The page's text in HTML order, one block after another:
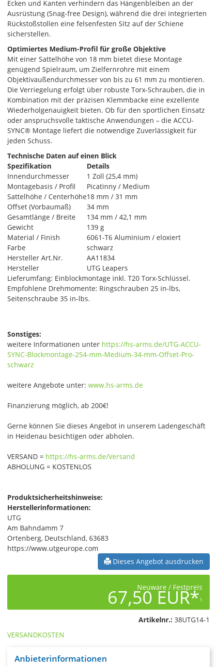
Ecken und Kanten verhindern das Hängenbleiben an der
Ausrüstung (Snag-free Design), während die drei integrierten
Rückstoßstollen eine felsenfesten Sitz auf der Schiene
sicherstellen.
Optimiertes Medium-Profil für große Objektive
Mit einer Sattelhöhe von 18 mm bietet diese Montage
genügend Spielraum, um Zielfernrohre mit einem
Objektivaußendurchmesser von bis zu 61 mm zu montieren.
Die Verriegelung erfolgt über robuste Torx-Schrauben, die in
Kombination mit der präzisen Klemmbacke eine exzellente
Wiederholgenauigkeit bieten. Ob für den sportlichen Einsatz
oder anspruchsvolle taktische Anwendungen – die ACCU-
SYNC® Montage liefert die notwendige Zuverlässigkeit für
jeden Schuss.
Technische Daten auf einen Blick
Spezifikation
Details
Innendurchmesser
1 Zoll (25,4 mm)
Montagebasis / Profil
Picatinny / Medium
Sattelhöhe / Centerhöhe18 mm / 31 mm
Offset (Vorbaumaß)
34 mm
Gesamtlänge / Breite
134 mm / 42,1 mm
Gewicht
139 g
Material / Finish
6061-T6 Aluminium / eloxiert
Farbe
schwarz
Hersteller Art.Nr.
AA11834
Hersteller
UTG Leapers
Lieferumfang: Einblockmontage inkl. T20 Torx-Schlüssel.
Empfohlene Drehmomente: Ringschrauben 25 in-lbs,
Seitenschraube 35 in-lbs.
Sonstiges:
weitere Informationen unter https://hs-arms.de/UTG-ACCU-
SYNC-Blockmontage-254-mm-Medium-34-mm-Offset-Pro-
schwarz
weitere Angebote unter: www.hs-arms.de
Finanzierung möglich, ab 200€!
Gerne können Sie dieses Angebot in unserem Ladengeschäft
in Heidenau besichtigen oder abholen.
VERSAND = https://hs-arms.de/Versand
ABHOLUNG = KOSTENLOS
Produktsicherheitshinweise:
Herstellerinformationen:
UTG
Am Bahndamm 7
Ortenberg, Deutschland, 63683
https://www.utgeurope.com
Dieses Angebot ausdrucken
Neuware / Festpreis
67,50 EUR*1
Artikelnr.: 38UTG14-1
VERSANDKOSTEN
Anbieterinformationen